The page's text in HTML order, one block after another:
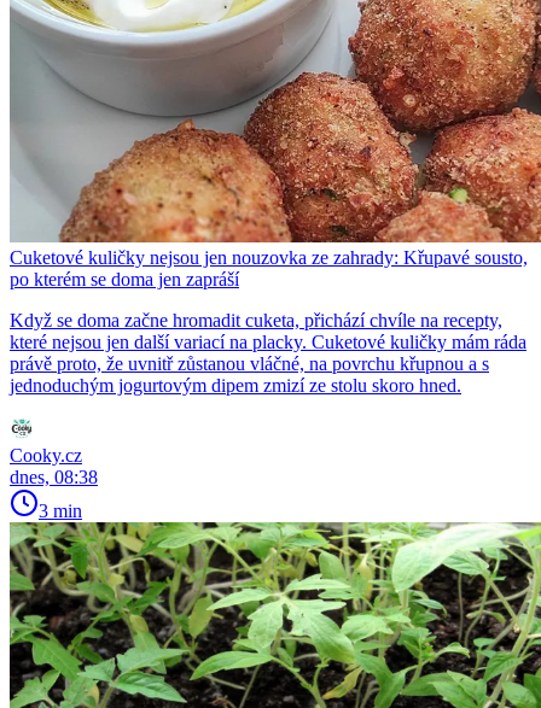
Cuketové kuličky nejsou jen nouzovka ze zahrady: Křupavé sousto,
po kterém se doma jen zapráší
Když se doma začne hromadit cuketa, přichází chvíle na recepty,
které nejsou jen další variací na placky. Cuketové kuličky mám ráda
právě proto, že uvnitř zůstanou vláčné, na povrchu křupnou a s
jednoduchým jogurtovým dipem zmizí ze stolu skoro hned.
Cooky.cz
dnes, 08:38
3 min